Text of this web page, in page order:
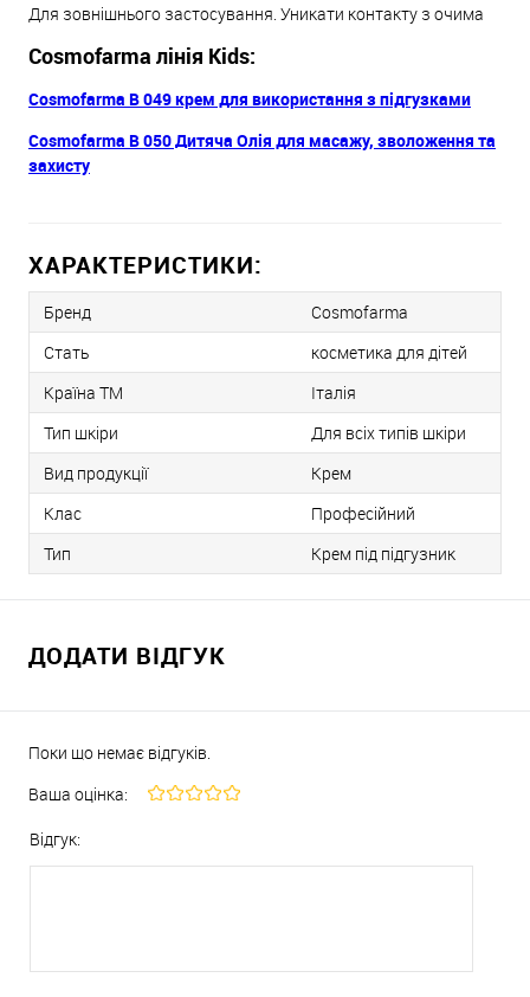
Для зовнішнього застосування. Уникати контакту з очима
Cosmofarma лінія Kids:
Cosmofarma B 049 крем для використання з підгузками
Cosmofarma B 050 Дитяча Олія для масажу, зволоження та
захисту
ХАРАКТЕРИСТИКИ:
Бренд
Cosmofarma
Стать
косметика для дітей
Країна ТМ
Італія
Тип шкіри
Для всіх типів шкіри
Вид продукції
Крем
Клас
Професійний
Тип
Крем під підгузник
ДОДАТИ ВІДГУК
Поки що немає відгуків.
Ваша оцінка:
Відгук: